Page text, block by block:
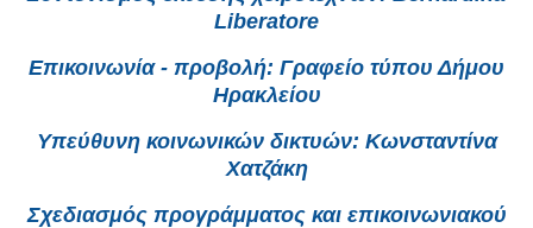
Liberatore
Επικοινωνία - προβολή: Γραφείο τύπου Δήμου
Ηρακλείου
Υπεύθυνη κοινωνικών δικτυών: Κωνσταντίνα
Χατζάκη
Σχεδιασμός προγράμματος και επικοινωνιακού